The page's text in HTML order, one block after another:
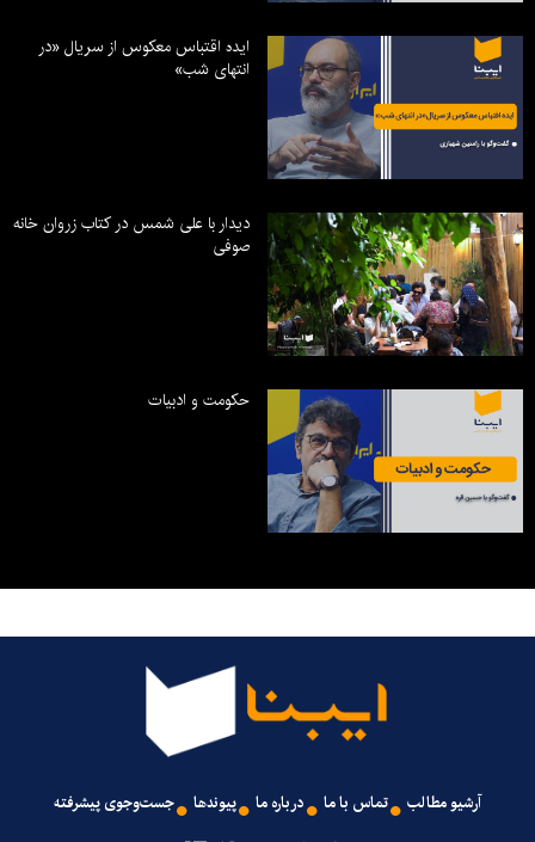
ایده اقتباس معکوس از سریال «در
انتهای شب»
دیدار با علی شمس در کتاب زروان خانه
صوفی
حکومت و ادبیات
آرشیو مطالب تماس با ما درباره ما پیوندها جست‌وجوی پیشرفته